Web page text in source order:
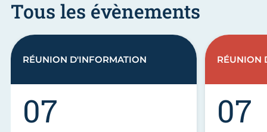
Tous les évènements
07
RÉUNION D'INFORMATION
07
RÉUNION